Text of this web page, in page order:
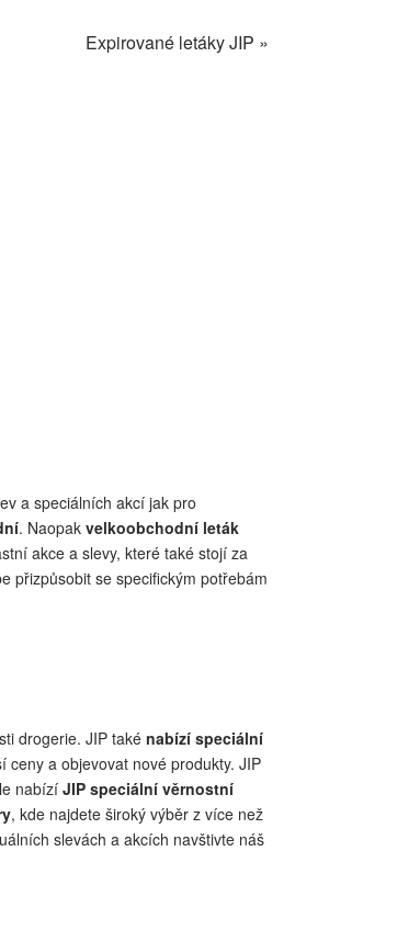
Expirované letáky JIP »
a speciálních akcí jak pro
. Naopak velkoobchodní leták
akce a slevy, které také stojí za
přizpůsobit se specifickým potřebám
drogerie. JIP také nabízí speciální
ceny a objevovat nové produkty. JIP
nabízí JIP speciální věrnostní
, kde najdete široký výběr z více než
slevách a akcích navštivte náš